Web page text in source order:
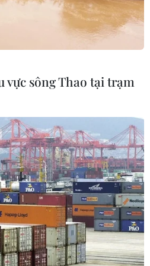
vụ tấn công ở
sự đoàn kết của
vực sông Thao tại trạm